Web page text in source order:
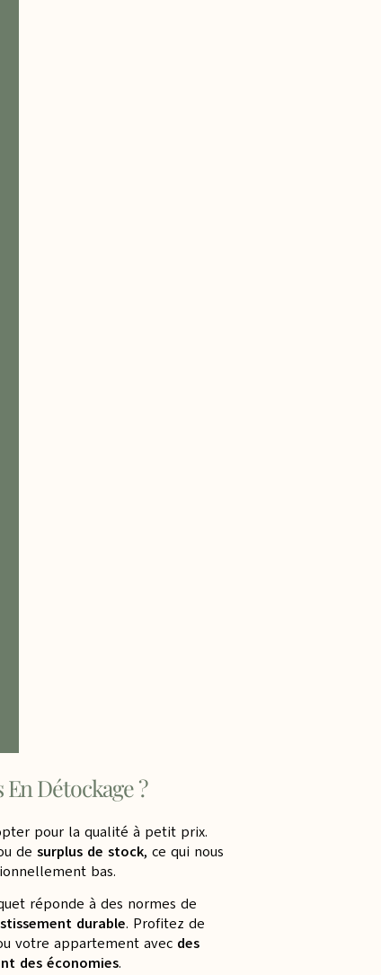
Détockage ?
pour la qualité à petit prix.
de surplus de stock, ce qui nous
bas.
réponde à des normes de
durable. Profitez de
votre appartement avec des
des économies.